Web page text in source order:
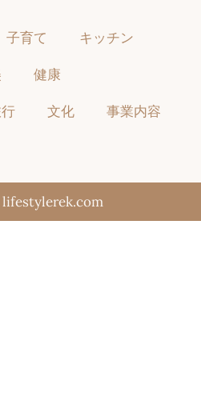
子育て キッチン
健康
文化 事業内容